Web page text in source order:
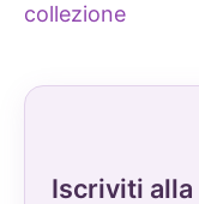
collezione
Iscriviti